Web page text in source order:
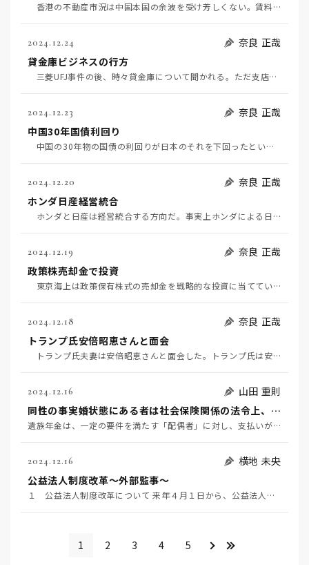
香港の不動産市況は中国本国の余波を受け芳しくない。賃料はピークの半分になっているとのことだ。これで…
2024.12.24
奈良 正哉
貸金庫ビジネスの行方
三菱UFJ事件の後、時々貸金庫について聞かれる。ただ支店事務の経験がないのでよく知らないというのが…
2024.12.23
奈良 正哉
中国30年国債利回り
中国の30年物の国債の利回りが日本のそれを下回ったという、マニアックで地味な記事がある（12月3日…
2024.12.20
奈良 正哉
ホンダ日産経営統合
ホンダと日産は経営統合する方向だ。事実上ホンダによる日産の救済だろう。 日産は、スカイラインやフ…
2024.12.19
奈良 正哉
政策株売却金で投資
東京海上は政策保有株式の売却金を戦略的な投資に当てている。あらたに建設コンサルティング会社を買収し…
2024.12.18
奈良 正哉
トランプ氏安倍昭恵さんと面会
トランプ氏夫妻は安倍昭恵さんと面会した。トランプ氏は安倍首相が亡くなった後、ときおり安倍昭恵さんに…
2024.12.16
山田 重則
同性の事実婚状態にある者は社会保険関係の法令上、「配偶者」にあたるか。
遺族年金は、一定の要件を満たす「配偶者」に対し、支払いがなされます。そして、「配偶者」については、「…
2024.12.16
横地 未央
公益法人制度改革～外部監事～
１ 公益法人制度改革について 来年４月１日から、公益法人を巡る法制度の改正が施行されます。その内容は…
1 2 3 4 5 ＞